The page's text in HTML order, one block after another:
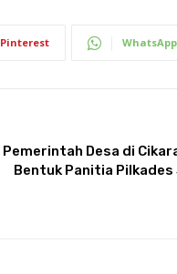
Pinterest WhatsApp
Pemerintah Desa di
Bentuk Panitia